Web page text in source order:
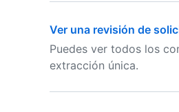
Ver una revisión de
Puedes ver todos los
extracción única.